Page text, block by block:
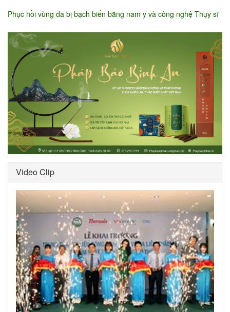
Phục hồi vùng da bị bạch biến bằng nam y và công nghệ Thụy sĩ
Video Clip